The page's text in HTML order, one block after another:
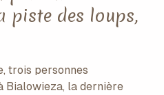
piste des loups,
trois personnes
Bialowieza, la dernière